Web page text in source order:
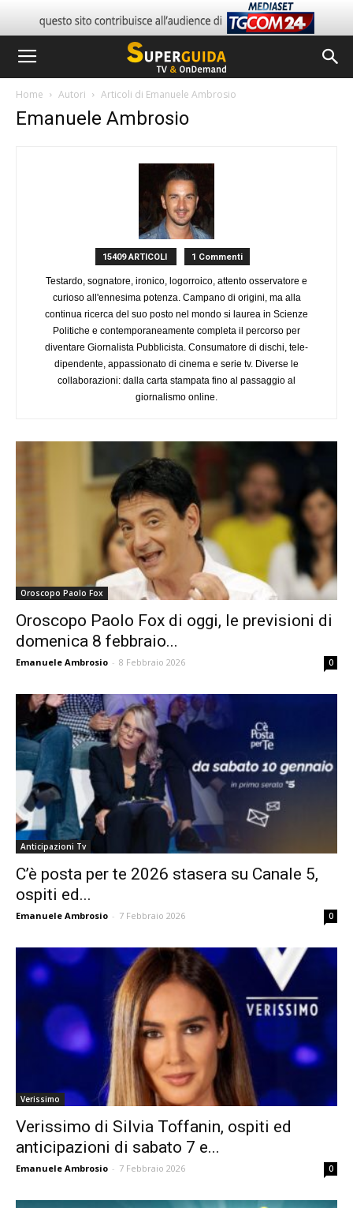
Home Autori Articoli di Emanuele Ambrosio
Emanuele Ambrosio
15409 ARTICOLI 1 Commenti
Testardo, sognatore, ironico, logorroico, attento osservatore e
curioso all'ennesima potenza. Campano di origini, ma alla
continua ricerca del suo posto nel mondo si laurea in Scienze
Politiche e contemporaneamente completa il percorso per
diventare Giornalista Pubblicista. Consumatore di dischi, tele-
dipendente, appassionato di cinema e serie tv. Diverse le
collaborazioni: dalla carta stampata fino al passaggio al
giornalismo online.
Oroscopo Paolo Fox
Oroscopo Paolo Fox di oggi, le previsioni di
domenica 8 febbraio...
Emanuele Ambrosio - 8 Febbraio 2026 0
Anticipazioni Tv
C’è posta per te 2026 stasera su Canale 5,
ospiti ed...
Emanuele Ambrosio - 7 Febbraio 2026 0
Verissimo
Verissimo di Silvia Toffanin, ospiti ed
anticipazioni di sabato 7 e...
Emanuele Ambrosio - 7 Febbraio 2026 0